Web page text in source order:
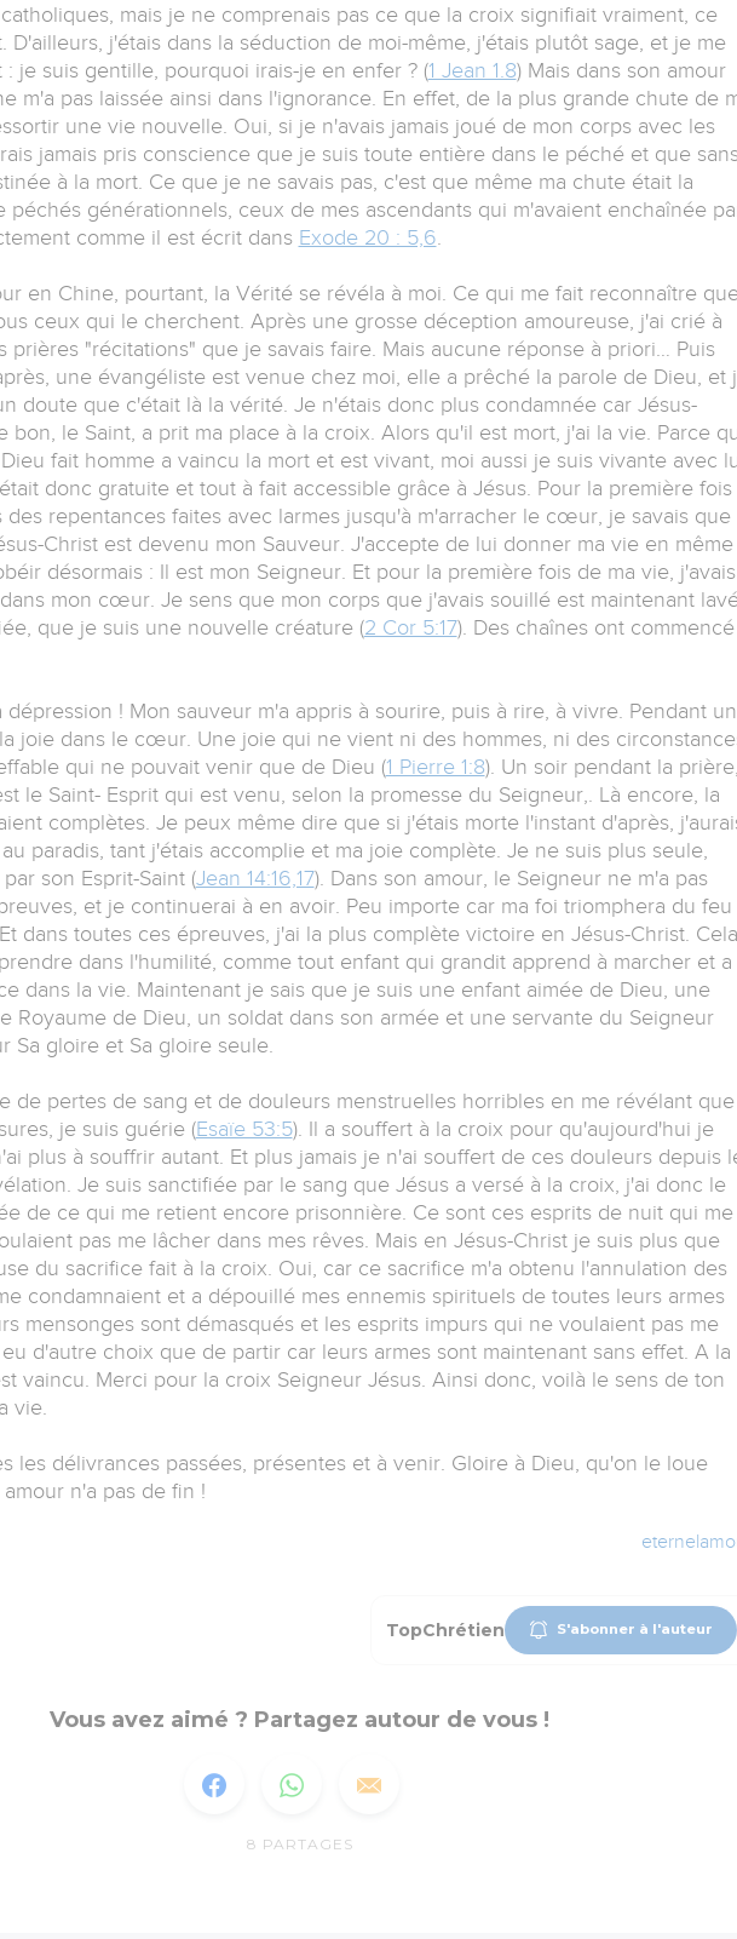
mais je ne comprenais pas ce que la croix signifiait vraiment, ce
D'ailleurs, j'étais dans la séduction de moi-même, j'étais plutôt sage, et je me
: je suis gentille, pourquoi irais-je en enfer ? (1 Jean 1.8) Mais dans son amour
m'a pas laissée ainsi dans l'ignorance. En effet, de la plus grande chute de
une vie nouvelle. Oui, si je n'avais jamais joué de mon corps avec les
jamais pris conscience que je suis toute entière dans le péché et que
à la mort. Ce que je ne savais pas, c'est que même ma chute était la
péchés générationnels, ceux de mes ascendants qui m'avaient enchaînée
comme il est écrit dans Exode 20 : 5,6
en Chine, pourtant, la Vérité se révéla à moi. Ce qui me fait reconnaître
ceux qui le cherchent. Après une grosse déception amoureuse, j'ai crié à
prières "récitations" que je savais faire. Mais aucune réponse à priori… Puis
une évangéliste est venue chez moi, elle a prêché la parole de Dieu, et
doute que c'était là la vérité. Je n'étais donc plus condamnée car Jésus-
bon, le Saint, a prit ma place à la croix. Alors qu'il est mort, j'ai la vie. Parce
fait homme a vaincu la mort et est vivant, moi aussi je suis vivante avec
donc gratuite et tout à fait accessible grâce à Jésus. Pour la première fois
des repentances faites avec larmes jusqu'à m'arracher le cœur, je savais que
Christ est devenu mon Sauveur. J'accepte de lui donner ma vie en même
désormais : Il est mon Seigneur. Et pour la première fois de ma vie, j'avais
mon cœur. Je sens que mon corps que j'avais souillé est maintenant
que je suis une nouvelle créature (2 Cor 5:17). Des chaînes ont commencé
dépression ! Mon sauveur m'a appris à sourire, puis à rire, à vivre. Pendant un
joie dans le cœur. Une joie qui ne vient ni des hommes, ni des
qui ne pouvait venir que de Dieu (1 Pierre 1:8). Un soir pendant la prière,
le Saint- Esprit qui est venu, selon la promesse du Seigneur,. Là encore, la
complètes. Je peux même dire que si j'étais morte l'instant d'après,
paradis, tant j'étais accomplie et ma joie complète. Je ne suis plus seule,
son Esprit-Saint (Jean 14:16,17). Dans son amour, le Seigneur ne m'a pas
et je continuerai à en avoir. Peu importe car ma foi triomphera du feu
dans toutes ces épreuves, j'ai la plus complète victoire en Jésus-Christ. Cela
dans l'humilité, comme tout enfant qui grandit apprend à marcher et a
dans la vie. Maintenant je sais que je suis une enfant aimée de Dieu, une
Royaume de Dieu, un soldat dans son armée et une servante du Seigneur
Sa gloire et Sa gloire seule.
de pertes de sang et de douleurs menstruelles horribles en me révélant que
je suis guérie (Esaïe 53:5). Il a souffert à la croix pour qu'aujourd'hui je
plus à souffrir autant. Et plus jamais je n'ai souffert de ces douleurs depuis
Je suis sanctifiée par le sang que Jésus a versé à la croix, j'ai donc le
de ce qui me retient encore prisonnière. Ce sont ces esprits de nuit qui me
pas me lâcher dans mes rêves. Mais en Jésus-Christ je suis plus que
du sacrifice fait à la croix. Oui, car ce sacrifice m'a obtenu l'annulation des
condamnaient et a dépouillé mes ennemis spirituels de toutes leurs armes
mensonges sont démasqués et les esprits impurs qui ne voulaient pas me
d'autre choix que de partir car leurs armes sont maintenant sans effet. A la
vaincu. Merci pour la croix Seigneur Jésus. Ainsi donc, voilà le sens de ton
vie.
les délivrances passées, présentes et à venir. Gloire à Dieu, qu'on le loue
n'a pas de fin !
TopChrétien S'abonner à l'auteur
Vous avez aimé ? Partagez autour de vous !
8 PARTAGES